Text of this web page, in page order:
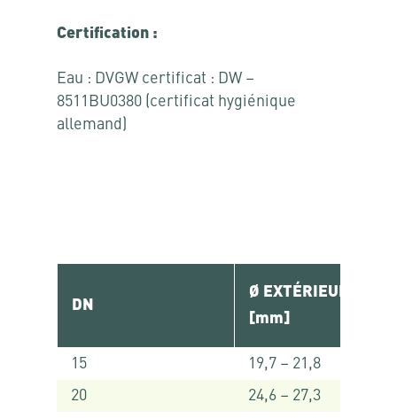
Certification :
Eau : DVGW certificat : DW –
8511BU0380 (certificat hygiénique
allemand)
DN
Ø EXTÉRIEUR TUBE
[mm]
15
19,7 – 21,8
20
24,6 – 27,3